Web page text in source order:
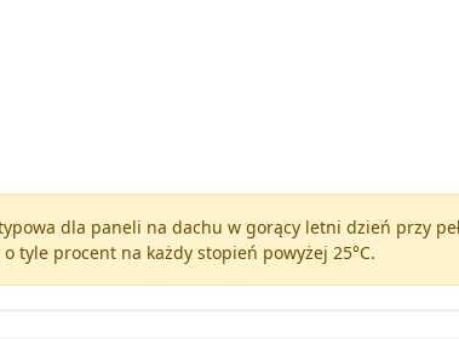
dla paneli na dachu w gorący letni dzień przy
tyle procent na każdy stopień powyżej 25°C.